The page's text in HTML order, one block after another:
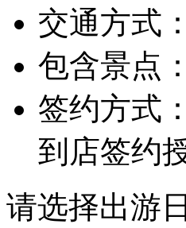
交通方式：
包含景点：
签约方式：
到店签约
请选择出游